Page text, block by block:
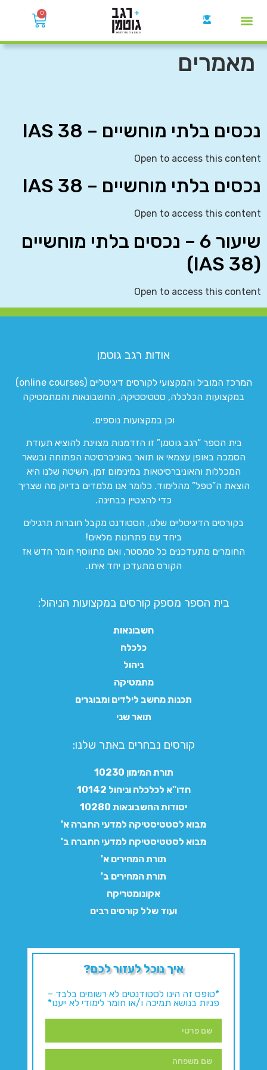
0
מאמרים
נכסים בלתי מוחשיים – IAS 38
Open to access this content
נכסים בלתי מוחשיים – IAS 38
Open to access this content
שיעור 6 – נכסים בלתי מוחשיים
(IAS 38)
Open to access this content
אודות רגב גוטמן
המרכז המוביל והמקצועי לקורסים דיגיטליים (online courses)
במקצועות הכלכלה, סטטיסטיקה, החשבונאות והמתמטיקה
וכן במקצועות נוספים.
בית הספר “רגב גוטמן” זו הזדמנות מצוינת להוציא תעודת
הסמכה באופן עצמאי או תואר באוניברסיטה הפתוחה ובשאר
המכללות והאוניברסיטאות במינימום זמן. השיטה שלנו היא
הוצאת ה”טפל” מהלימוד. כלומר אנו מלמדים בדיוק מה שצריך
כדי להצטיין בבחינה.
בקורסים הדיגיטליים שלנו, הסטודנט מקבל חוברות תרגילים
ביחד עם פתרונות מלאים!
החומרים מתעדכנים כל סמסטר, ואם מתווסף חומר חדש אז
הקורס מתעדכן יחד איתו.
בית הספר מספק קורסים במקצועות הניהול:
חשבונאות
כלכלה
ניהול
מתמטיקה
תכנות מחשב לילדים ומבוגרים
תואר שני
קורסים נבחרים באתר שלנו:​
תורת המימון 10230
חדו"א לכלכלה וניהול 10142
יסודות החשבונאות 10280
מבוא לסטטיסטיקה למדעי החברה א'
מבוא לסטטיסטיקה למדעי החברה ב'
תורת המחירים א'
תורת המחירים ב'
אקונומטריקה
ועוד שלל קורסים רבים
איך נוכל לעזור לכם?
*טופס זה הינו לסטודנטים לא רשומים בלבד –
פניות בנושא תמיכה ו/או חומר לימודי לא ייענו*